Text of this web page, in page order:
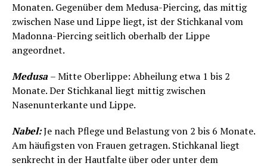
Monaten. Gegenüber dem Medusa-Piercing, das mittig
zwischen Nase und Lippe liegt, ist der Stichkanal vom
Madonna-Piercing seitlich oberhalb der Lippe
angeordnet.
Medusa – Mitte Oberlippe: Abheilung etwa 1 bis 2
Monate. Der Stichkanal liegt mittig zwischen
Nasenunterkante und Lippe.
Nabel:Je nach Pflege und Belastung von 2 bis 6 Monate.
Am häufigsten von Frauen getragen. Stichkanal liegt
senkrecht in der Hautfalte über oder unter dem